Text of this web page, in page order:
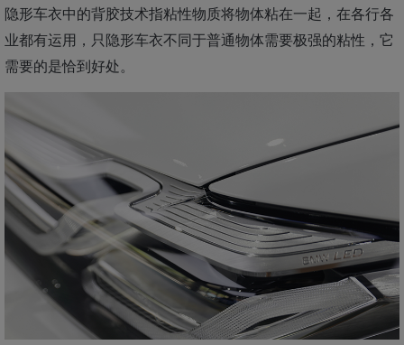
隐形车衣中的背胶技术指粘性物质将物体粘在一起，在各行各
业都有运用，只隐形车衣不同于普通物体需要极强的粘性，它
需要的是恰到好处。